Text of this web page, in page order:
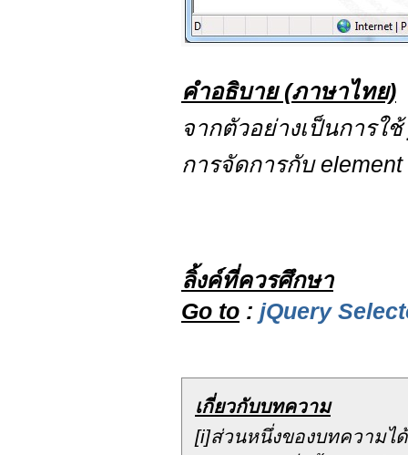
คำอธิบาย (ภาษาไทย)
จากตัวอย่างเป็นการใช้
การจัดการกับ
ลิ้งค์ที่ควรศึกษา
Go to : jQuery
เกี่ยวกับบทความ
[i]ส่วนหนึ่งของบทความไ